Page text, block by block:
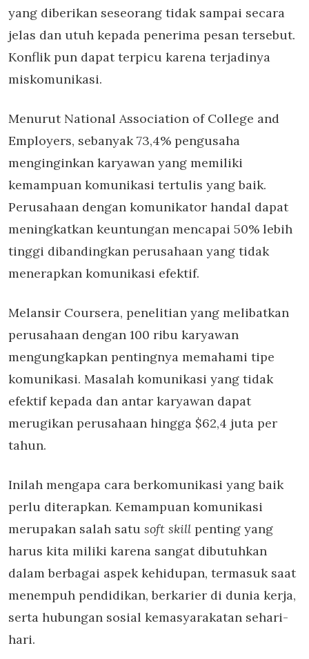
yang diberikan seseorang tidak sampai secara
jelas dan utuh kepada penerima pesan tersebut.
Konflik pun dapat terpicu karena terjadinya
miskomunikasi.
Menurut National Association of College and
Employers, sebanyak 73,4% pengusaha
menginginkan karyawan yang memiliki
kemampuan komunikasi tertulis yang baik.
Perusahaan dengan komunikator handal dapat
meningkatkan keuntungan mencapai 50% lebih
tinggi dibandingkan perusahaan yang tidak
menerapkan komunikasi efektif.
Melansir Coursera, penelitian yang melibatkan
perusahaan dengan 100 ribu karyawan
mengungkapkan pentingnya memahami tipe
komunikasi. Masalah komunikasi yang tidak
efektif kepada dan antar karyawan dapat
merugikan perusahaan hingga $62,4 juta per
tahun.
Inilah mengapa cara berkomunikasi yang baik
perlu diterapkan. Kemampuan komunikasi
merupakan salah satu soft skill penting yang
harus kita miliki karena sangat dibutuhkan
dalam berbagai aspek kehidupan, termasuk saat
menempuh pendidikan, berkarier di dunia kerja,
serta hubungan sosial kemasyarakatan sehari-
hari.